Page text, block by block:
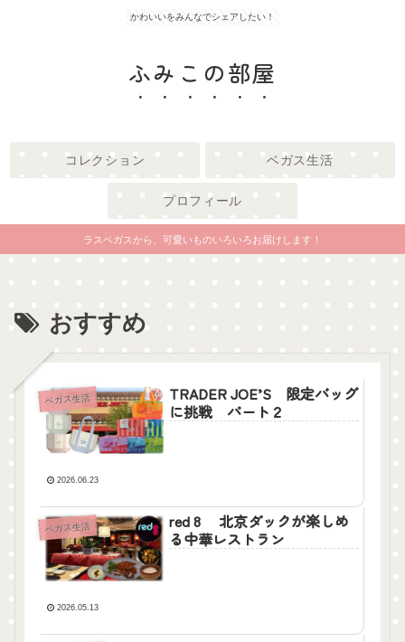
かわいいをみんなでシェアしたい！
ふみこの部屋
コレクション ベガス生活
プロフィール
ラスベガスから、可愛いものいろいろお届けします！
おすすめ
ベガス生活
TRADER JOE’S 限定バッグ
に挑戦 パート２
2026.06.23
ベガス生活
red 8 北京ダックが楽しめ
る中華レストラン
2026.05.13